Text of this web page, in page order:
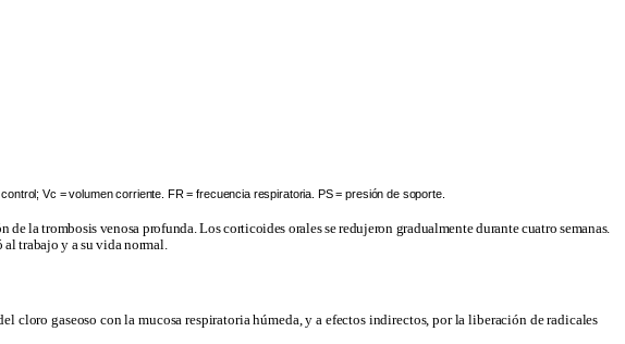
Vc = volumen corriente. FR = frecuencia respiratoria. PS = presión de soporte.
la trombosis venosa profunda. Los corticoides orales se redujeron gradualmente durante cuatro semanas.
al trabajo y a su vida normal.
cloro gaseoso con la mucosa respiratoria húmeda, y a efectos indirectos, por la liberación de radicales